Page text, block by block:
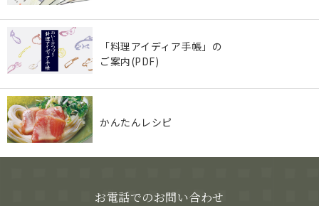
「料理アイディア手帳」の
ご案内(PDF)
かんたんレシピ
お電話でのお問い合わせ